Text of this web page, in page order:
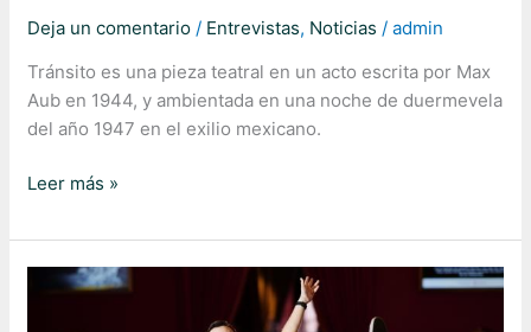
Deja un comentario / Entrevistas, Noticias /admin
Tránsito es una pieza teatral en un acto escrita por Max
Aub en 1944, y ambientada en una noche de duermevela
del año 1947 en el exilio mexicano.
Leer más »
«Cantar